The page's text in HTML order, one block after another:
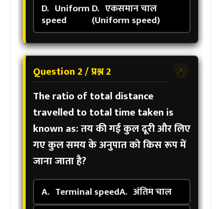
D. Uniform
speed
D. एकसमान चाल
(Uniform speed)
💡
Question 2 / प्रश्न 2
The ratio of total distance
travelled to total time taken is
known as:तय की गई कुल दूरी और लिए
गए कुल समय के अनुपात को किस रूप में
जाना जाता है?
A. Terminal speedA. अंतिम चाल